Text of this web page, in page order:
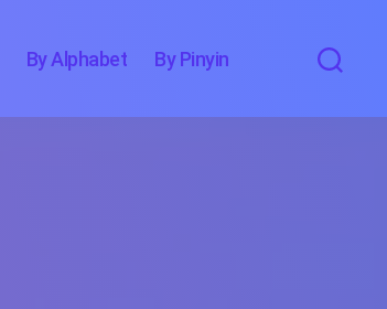
By Alphabet By Pinyin